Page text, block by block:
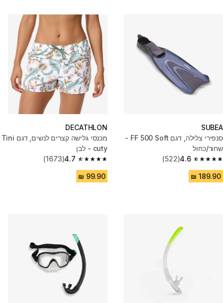
SUBEA
סנפירי צלילה, דגם FF 500 Soft -
שחור/כחול
4.6
4.6 out of 5 stars from 522 reviews
(522)
DECATHLON
מכנסי גלישה קצרים לנשים, דגם Tini
cuty - לבן
4.7
4.7 out of 5 stars from 1673 reviews
(1673)